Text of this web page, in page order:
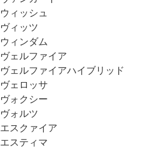
ウィッシュ
ヴィッツ
ウィンダム
ヴェルファイア
ヴェルファイアハイブリッド
ヴェロッサ
ヴォクシー
ヴォルツ
エスクァイア
エスティマ